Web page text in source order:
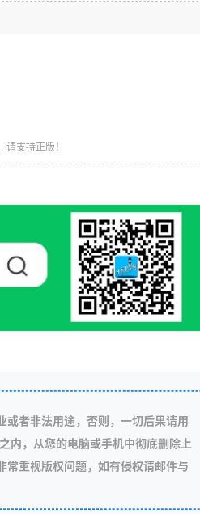
支持正版！
或者非法用途，否则，一切后果请用
内，从您的电脑或手机中彻底删除上
常重视版权问题，如有侵权请邮件与